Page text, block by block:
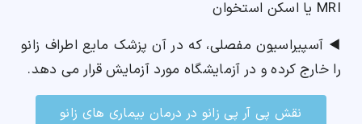
MRI یا اسکن استخوان
◀️ آسپیراسیون مفصلی، که در آن پزشک مایع اطراف زانو
را خارج کرده و در آزمایشگاه مورد آزمایش قرار می دهد.
نقش پی آر پی زانو در درمان بیماری های زانو